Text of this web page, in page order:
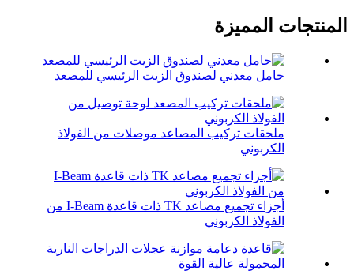
المنتجات المميزة
حامل معدني لصندوق الزيت الرئيسي للمصعد
ملحقات تركيب المصاعد موصلات من الفولاذ
الكربوني
أجزاء تجميع مصاعد TK ذات قاعدة I-Beam من
الفولاذ الكربوني